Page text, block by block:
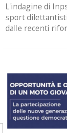
L'indagine di
sport
dalle recenti